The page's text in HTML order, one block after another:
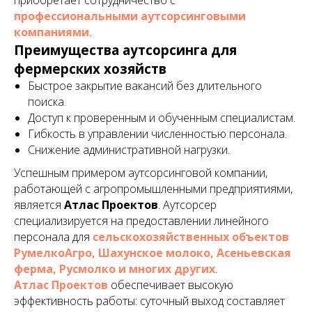
профессиональными аутсорсинговыми
компаниями.
Преимущества аутсорсинга для
фермерских хозяйств
Быстрое закрытие вакансий без длительного
поиска.
Доступ к проверенным и обученным специалистам.
Гибкость в управлении численностью персонала.
Снижение административной нагрузки.
Успешным примером аутсорсинговой компании,
работающей с агропромышленными предприятиями,
является Атлас Проектов. Аутсорсер
специализируется на предоставлении линейного
персонала для сельскохозяйственных объектов
РумелкоАгро, Шахунское молоко, Асеньевская
ферма, Русмолко и многих других.
Атлас Проектов обеспечивает высокую
эффективность работы: суточный выход составляет